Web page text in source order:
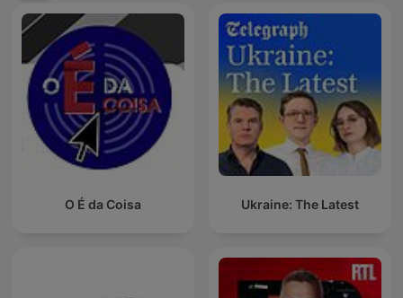
O É da Coisa Ukraine: The Latest